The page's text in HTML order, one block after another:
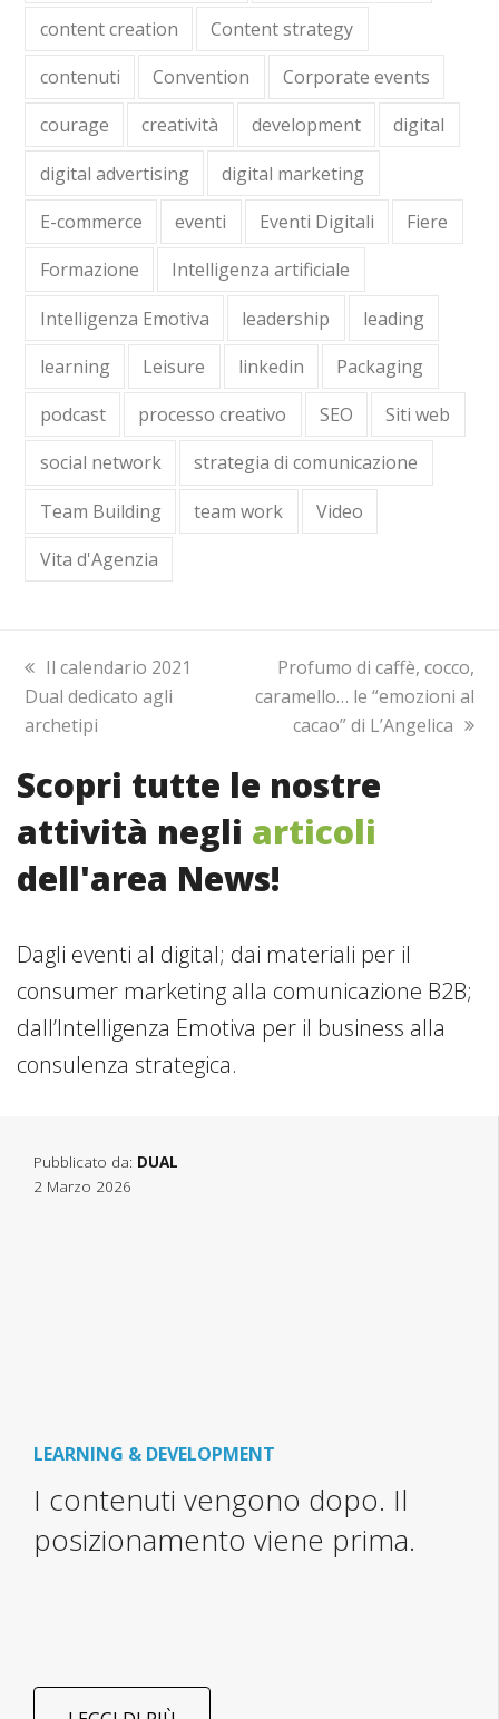
content creation
Content strategy
contenuti
Convention
Corporate events
courage
creatività development
digital
digital advertising
digital marketing
E-commerce
eventi Eventi Digitali
Fiere
Formazione
Intelligenza artificiale
Intelligenza Emotiva
leadership
leading
learning
Leisure linkedin
Packaging
podcast
processo creativo SEO
Siti web
social network
strategia di comunicazione
Team Building
team work
Video
Vita d'Agenzia
previous
post:
Il calendario 2021
Dual dedicato agli
archetipi
next
post:
Profumo di caffè, cocco,
caramello… le “emozioni al
cacao” di L’Angelica
Scopri tutte le nostre
attività negli articoli
dell'area News!
Dagli eventi al digital; dai materiali per il
consumer marketing alla comunicazione B2B;
dall’Intelligenza Emotiva per il business alla
consulenza strategica.
Pubblicato da: DUAL
2 Marzo 2026
LEARNING & DEVELOPMENT
I contenuti vengono dopo. Il
posizionamento viene prima.